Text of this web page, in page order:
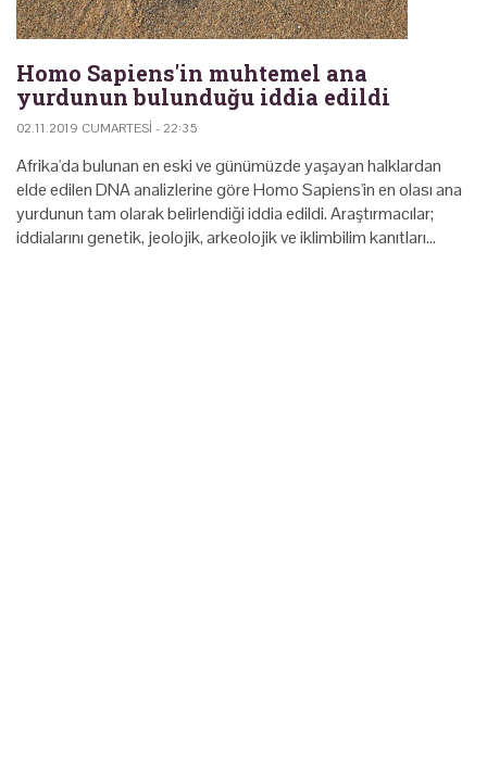
Homo Sapiens'in muhtemel ana
yurdunun bulunduğu iddia edildi
02.11.2019 CUMARTESI - 22:35
Afrika'da bulunan en eski ve günümüzde yaşayan halklardan
elde edilen DNA analizlerine göre Homo Sapiens'in en olası ana
yurdunun tam olarak belirlendiği iddia edildi. Araştırmacılar;
iddialarını genetik, jeolojik, arkeolojik ve iklimbilim kanıtları…